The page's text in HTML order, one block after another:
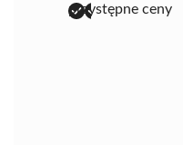
przystępne ceny